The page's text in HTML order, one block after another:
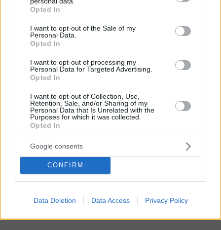
grant or deny consent to Google and its third-party tags to
use your data for below specified purposes in below Google
consent section.
Opted In
I want to opt-out of the Sale of my
Personal Data.
Opted In
I want to opt-out of processing my
Personal Data for Targeted Advertising.
Opted In
I want to opt-out of Collection, Use,
Retention, Sale, and/or Sharing of my
Personal Data that Is Unrelated with the
Purposes for which it was collected.
Opted In
Google consents
CONFIRM
Data Deletion Data Access Privacy Policy
Πέθανε στα 74 του χρόνια ο
Καλογερόπουλος
09.08.2026, 20:11
Games
Cut The Rope Northern Heights Candy